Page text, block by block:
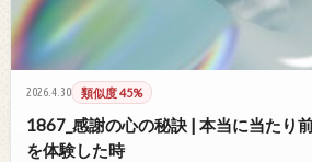
2026.4.30 類似度 45%
1867_感謝の心の秘訣 | 本当に当たり
を体験した時